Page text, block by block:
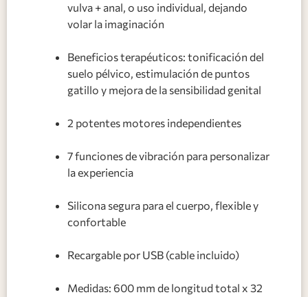
vulva + anal, o uso individual, dejando
volar la imaginación
Beneficios terapéuticos: tonificación del
suelo pélvico, estimulación de puntos
gatillo y mejora de la sensibilidad genital
2 potentes motores independientes
7 funciones de vibración para personalizar
la experiencia
Silicona segura para el cuerpo, flexible y
confortable
Recargable por USB (cable incluido)
Medidas: 600 mm de longitud total x 32